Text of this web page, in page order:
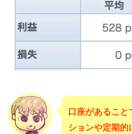
口座があること
ションや定期的